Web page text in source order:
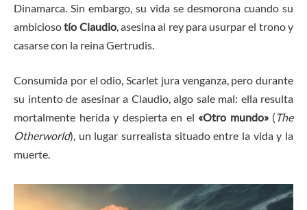
Dinamarca. Sin embargo, su vida se desmorona cuando su
ambiciosotío Claudio, asesina al rey para usurpar el trono y
casarse con la reina Gertrudis.
Consumida por el odio, Scarlet jura venganza, pero durante
su intento de asesinar a Claudio, algo sale mal: ella resulta
mortalmente herida y despierta en el «Otro mundo»(The
Otherworld), un lugar surrealista situado entre la vida y la
muerte.